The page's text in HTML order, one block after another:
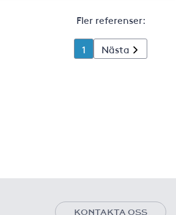
Fler referenser:
1 Nästa
KONTAKTA OSS